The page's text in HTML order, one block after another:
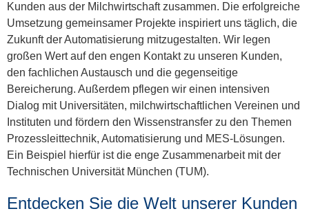
Kunden aus der Milchwirtschaft zusammen. Die erfolgreiche
Umsetzung gemeinsamer Projekte inspiriert uns täglich, die
Zukunft der Automatisierung mitzugestalten. Wir legen
großen Wert auf den engen Kontakt zu unseren Kunden,
den fachlichen Austausch und die gegenseitige
Bereicherung. Außerdem pflegen wir einen intensiven
Dialog mit Universitäten, milchwirtschaftlichen Vereinen und
Instituten und fördern den Wissenstransfer zu den Themen
Prozessleittechnik, Automatisierung und MES-Lösungen.
Ein Beispiel hierfür ist die enge Zusammenarbeit mit der
Technischen Universität München (TUM).
Entdecken Sie die Welt unserer Kunden